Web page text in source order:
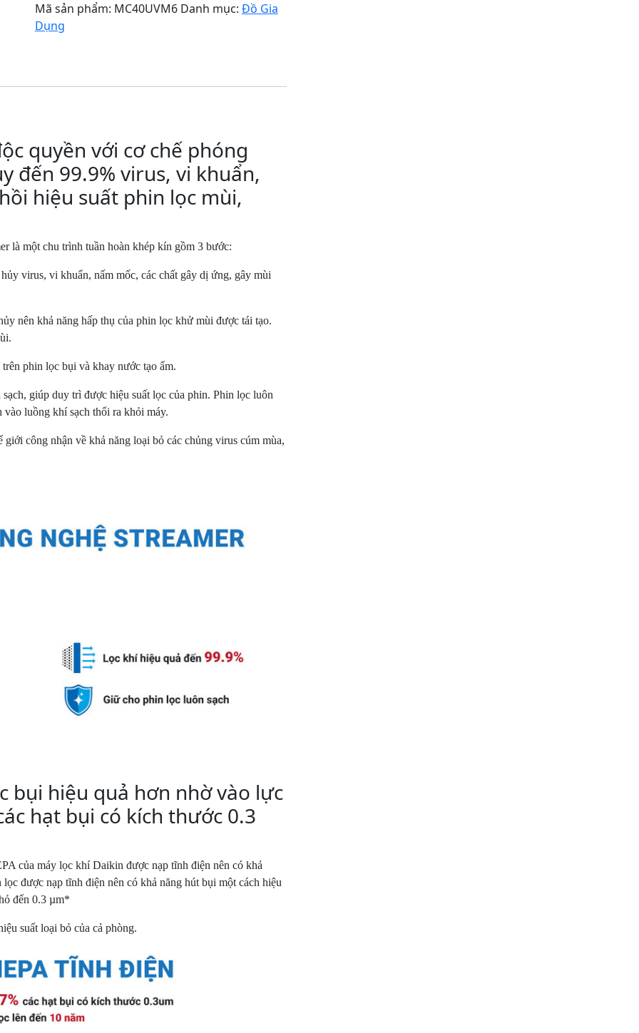
khí
Daikin
lượng
Mã sản phẩm: MC40UVM6 Danh mục: Đồ Gia
Dụng
quyền với cơ chế phóng
đến 99.9% virus, vi khuẩn,
hiệu suất phin lọc mùi,
là một chu trình tuần hoàn khép kín gồm 3 bước:
virus, vi khuẩn, nấm mốc, các chất gây dị ứng, gây mùi
nên khả năng hấp thụ của phin lọc khử mùi được tái tạo.
phin lọc bụi và khay nước tạo ẩm.
giúp duy trì được hiệu suất lọc của phin. Phin lọc luôn
luồng khí sạch thổi ra khỏi máy.
công nhận về khả năng loại bỏ các chủng virus cúm mùa,
bụi hiệu quả hơn nhờ vào lực
hạt bụi có kích thước 0.3
của máy lọc khí Daikin được nạp tĩnh điện nên có khả
được nạp tĩnh điện nên có khả năng hút bụi một cách hiệu
đến 0.3 µm*
suất loại bỏ của cả phòng.